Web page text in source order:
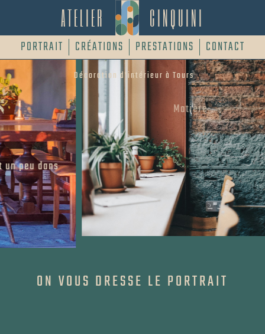
ATELIER CINQUINI
PORTRAIT CRÉATIONS PRESTATIONS CONTACT
Décoration d'intérieur à Tours
Matière
ON VOUS DRESSE LE PORTRAIT